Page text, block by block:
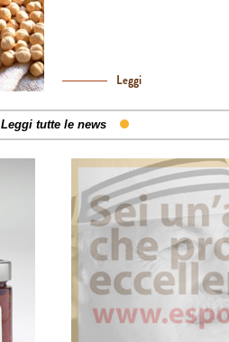
Leggi
Leggi tutte le news